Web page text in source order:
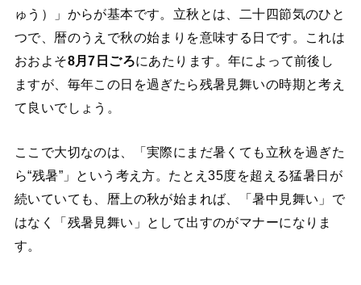
ゅう）」からが基本です。立秋とは、二十四節気のひと
つで、暦のうえで秋の始まりを意味する日です。これは
おおよそ8月7日ごろにあたります。年によって前後し
ますが、毎年この日を過ぎたら残暑見舞いの時期と考え
て良いでしょう。
ここで大切なのは、「実際にまだ暑くても立秋を過ぎた
ら“残暑”」という考え方。たとえ35度を超える猛暑日が
続いていても、暦上の秋が始まれば、「暑中見舞い」で
はなく「残暑見舞い」として出すのがマナーになりま
す。